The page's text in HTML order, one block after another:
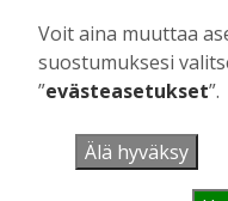
helpottaa
Aku
Voit aina muuttaa
suostumuksesi
”evästeasetukset”.
Älä hyväksy